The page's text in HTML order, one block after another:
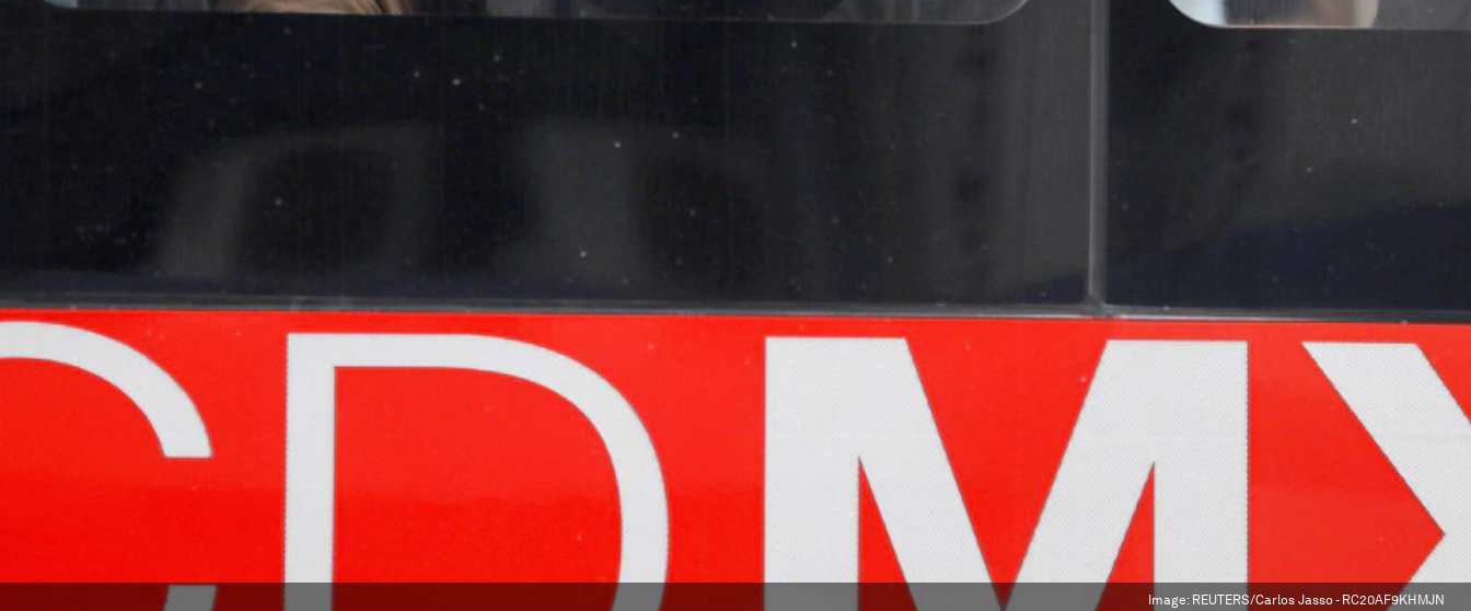
Image: REUTERS/Carlos Jasso - RC20AF9KHMJN